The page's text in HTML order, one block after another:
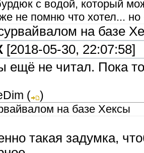
с водой, который
не помню что хотел... но
на базе
[2018-05-30, 22:07:58]
ещё не читал. Пока
(
)
на базе Хексы
такая задумка,